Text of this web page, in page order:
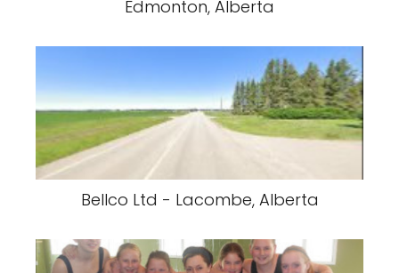
Edmonton, Alberta
Bellco Ltd - Lacombe, Alberta